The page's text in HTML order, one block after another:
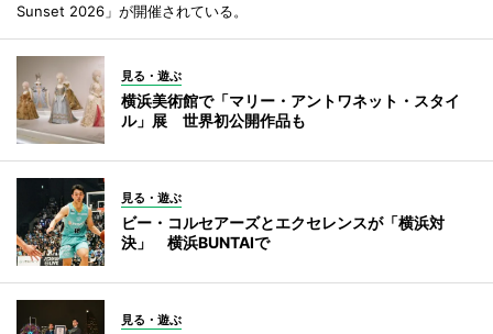
Sunset 2026」が開催されている。
見る・遊ぶ
横浜美術館で「マリー・アントワネット・スタイ
ル」展 世界初公開作品も
見る・遊ぶ
ビー・コルセアーズとエクセレンスが「横浜対
決」 横浜BUNTAIで
見る・遊ぶ